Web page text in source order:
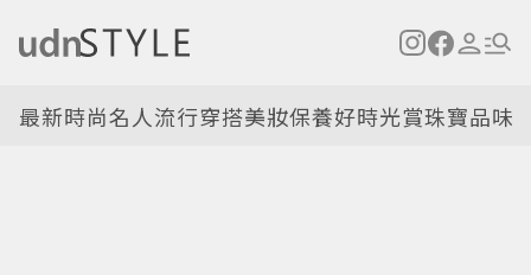
最新時尚名人流行穿搭美妝保養好時光賞珠寶品味